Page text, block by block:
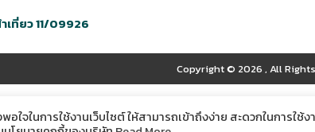
จในการใช้งานเว็บไซต์ ให้สามารถเข้าถึงง่าย สะดวกในการใช้
ที่ยว 11/09926
Copyright © 2026 , All